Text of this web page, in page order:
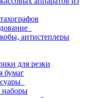
антистеплеры
для резки
бумаг
наборы